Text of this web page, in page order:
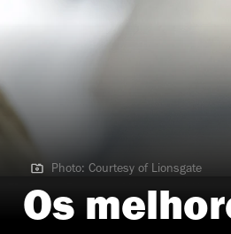
Photo: Courtesy of Lionsgate |
Photo: Courtesy of Lionsgate
Os